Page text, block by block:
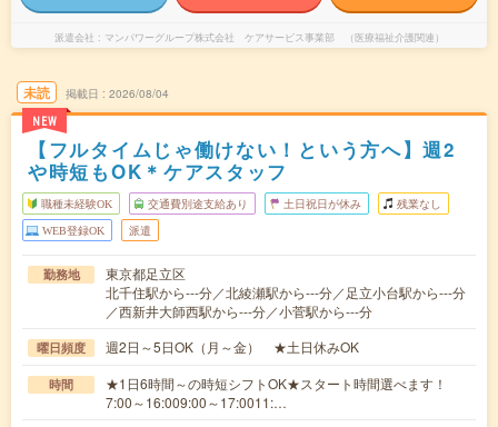
派遣会社 マンパワーグループ株式会社 ケアサービス事業部 （医療福祉介護関連）
未読
NEW
掲載日 2026/08/04
【フルタイムじゃ働けない！という方へ】週2
や時短もOK＊ケアスタッフ
職種未経験OK 交通費別途支給あり 土日祝日が休み 残業なし
WEB登録OK 派遣
勤務地
東京都足立区
北千住駅から---分／北綾瀬駅から---分／足立小台駅から---分
／西新井大師西駅から---分／小菅駅から---分
曜日頻度 週2日～5日OK（月～金） ★土日休みOK
時間
★1日6時間～の時短シフトOK★スタート時間選べます！
7:00～16:009:00～17:0011:…